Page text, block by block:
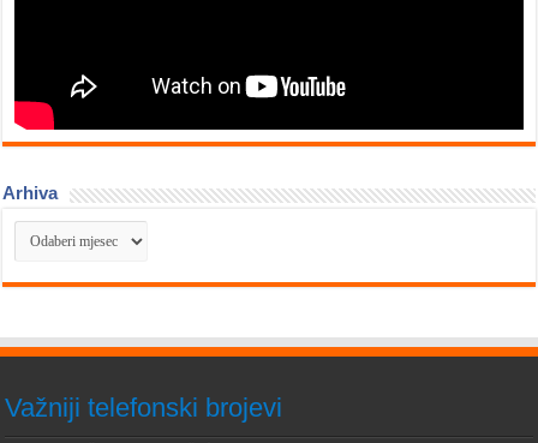
Arhiva
Arhiva
Važniji telefonski brojevi